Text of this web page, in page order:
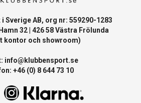
AB, org nr: 559290-1283
32 | 426 58 Västra Frölunda
kontor och showroom)
info@klubbensport.se
+46 (0) 8 644 73 10